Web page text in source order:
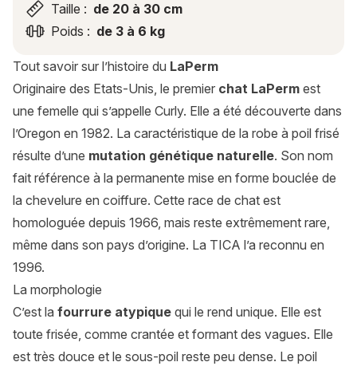
Taille : de 20 à 30 cm
Poids : de 3 à 6 kg
Tout savoir sur l’histoire du LaPerm
Originaire des Etats-Unis, le premier chat LaPerm est
une femelle qui s’appelle Curly. Elle a été découverte dans
l’Oregon en 1982. La caractéristique de la robe à poil frisé
résulte d’une mutation génétique naturelle. Son nom
fait référence à la permanente mise en forme bouclée de
la chevelure en coiffure. Cette race de chat est
homologuée depuis 1966, mais reste extrêmement rare,
même dans son pays d’origine. La TICA l’a reconnu en
1996.
La morphologie
C’est la fourrure atypique qui le rend unique. Elle est
toute frisée, comme crantée et formant des vagues. Elle
est très douce et le sous-poil reste peu dense. Le poil